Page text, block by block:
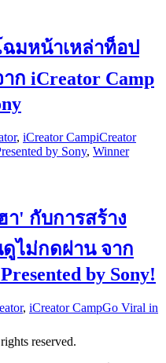
ฉมหน้าเหล่าท็อป
ก iCreator Camp
, iCreator CampiCreator
by Sony, Winner
า' กับการสร้าง
ไม่กดผ่าน จาก
by Sony!
, iCreator CampGo Viral in
reserved.